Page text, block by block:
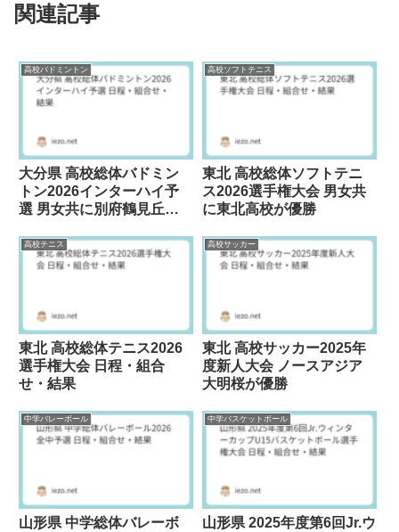
関連記事
高校バドミントン
大分県 高校総体バドミン
トン2026インターハイ予
選 男女共に別府鶴見丘が
高校ソフトテニス
東北 高校総体ソフトテニ
ス2026選手権大会 男女共
に東北高校が優勝
高校テニス
東北 高校総体テニス2026
選手権大会 日程・組合
せ・結果
高校サッカー
東北 高校サッカー2025年
度新人大会 ノースアジア
大明桜が優勝
中学バレーボール
山形県 中学総体バレーボ
中学バスケットボール
山形県 2025年度第6回Jr.ウ